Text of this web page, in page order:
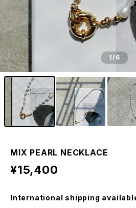
1/6
MIX PEARL NECKLACE
¥15,400
International shipping